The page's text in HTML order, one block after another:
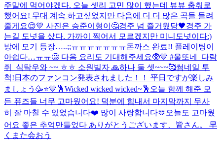
주말에 먹어야겠다. 오늘 셋리 고민 많이 했는데 뷰뷰 춤춰로
했어요! 무대 계속 하고싶었지만 다음에 더 더 많은 곡들 들려
줄게요😌💙 사진은 승준이형이🤔경주 넘 즐거웠당🖤경주 가
는길 도넛을 샀다. 가까이 찍어서 모르겠지만 미니도넛이다:)
방에 모기 등장…..;;ㅠㅠㅠㅠㅠㅠㅠ돈까스 완료!! 플레이팅이
아쉽다…ㅠㅠ🥲 다음 요리도 기대해주세요🥸💙 #울또네_다람
쥐_식탁우와 ~~ ㅎㅎ 소원빌자 🙏하나 둘 셋~~~🥰썸네일 투
척! 日本のファンコン発表されました！！ 平日ですが楽しみ
ましょう🥳⭐️💙 🕺Wicked wicked wicked~🕺 오늘 함께 해준 모
든 퓨즈들 너무 고마웠어요! 덕분에 힘내서 마지막까지 무사
히 잘 마칠 수 있었습니다❤️ 많이 사랑합니다🫶오늘도 고마웠
어요 좋은 추억만들었다 ありがとうございます、皆さん。 早
くまた会おう